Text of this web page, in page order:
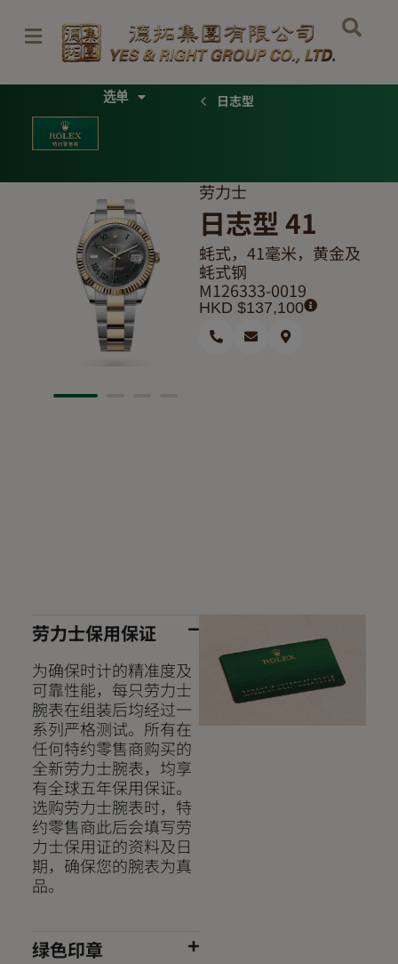
Menu 日志型
劳力士
日志型 41
蚝式，41毫米，黄金及
蚝式钢
M126333-0019
HKD $137,100
劳力士保用保证
为确保时计的精准度及
可靠性能，每只劳力士
腕表在组装后均经过一
系列严格测试。所有在
任何特约零售商购买的
全新劳力士腕表，均享
有全球五年保用保证。
选购劳力士腕表时，特
约零售商此后会填写劳
力士保用证的资料及日
期，确保您的腕表为真
品。
绿色印章